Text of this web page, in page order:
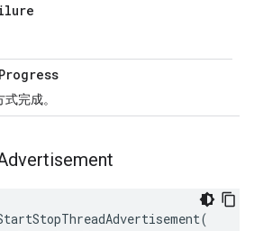
Progress
完成。
(